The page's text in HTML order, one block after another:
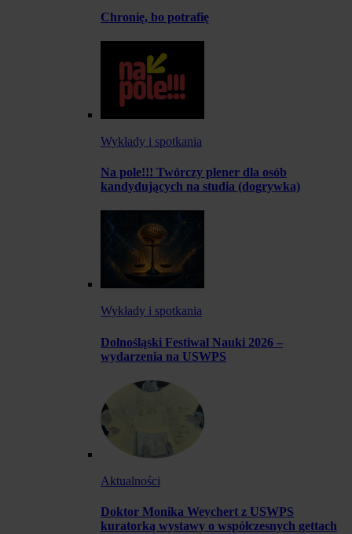
Chronię, bo potrafię
Wykłady i spotkania
Na pole!!! Twórczy plener dla osób
kandydujących na studia (dogrywka)
Wykłady i spotkania
Dolnośląski Festiwal Nauki 2026 –
wydarzenia na USWPS
Aktualności
Doktor Monika Weychert z USWPS
kuratorką wystawy o współczesnych gettach